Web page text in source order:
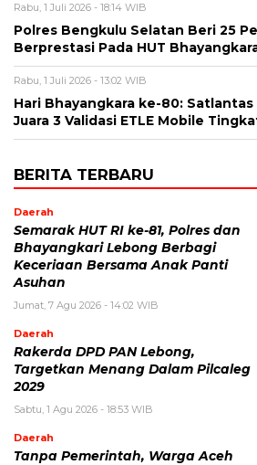
Rabu, 1 Juli 2026 - 18:14 WIB
Polres Bengkulu Selatan Beri 25
Berprestasi Pada HUT
Rabu, 1 Juli 2026 - 13:02 WIB
Hari Bhayangkara ke-80:
Juara 3 Validasi ETLE Mobile
BERITA TERBARU
Daerah
Semarak HUT RI ke-81, Polres dan
Bhayangkari Lebong Berbagi
Keceriaan Bersama Anak Panti
Asuhan
Jumat, 7 Agu 2026 - 14:02 WIB
Daerah
Rakerda DPD PAN Lebong,
Targetkan Menang Dalam Pilcaleg
2029
Sabtu, 1 Agu 2026 - 18:53 WIB
Daerah
Tanpa Pemerintah, Warga Aceh